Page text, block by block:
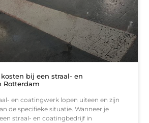
bij een straal- en
Rotterdam
en coatingwerk lopen uiteen en zijn
de specifieke situatie. Wanneer je
straal- en coatingbedrijf in